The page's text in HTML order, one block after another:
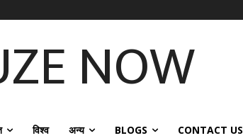
NOW
विश्व अन्य BLOGS CONTACT US